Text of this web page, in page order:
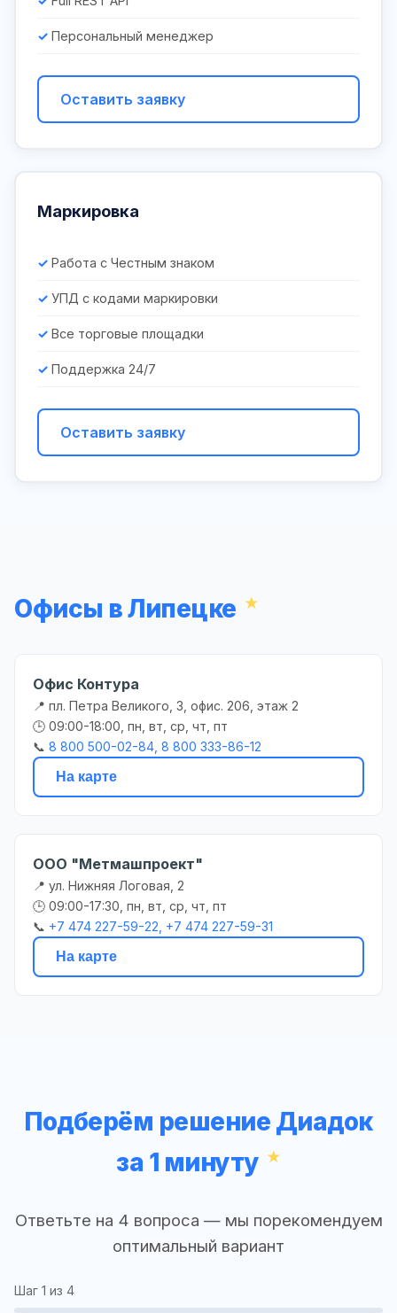
Персональный менеджер
Оставить заявку
Маркировка
Работа с Честным знаком
УПД с кодами маркировки
Все торговые площадки
Поддержка 24/7
Оставить заявку
Офисы в Липецке
Офис Контура
📍 пл. Петра Великого, 3, офис. 206, этаж 2
🕒 09:00-18:00, пн, вт, ср, чт, пт
📞 8 800 500-02-84, 8 800 333-86-12
На карте
ООО "Метмашпроект"
📍 ул. Нижняя Логовая, 2
🕒 09:00-17:30, пн, вт, ср, чт, пт
📞 +7 474 227-59-22, +7 474 227-59-31
На карте
Подберём решение Диадок
за 1 минуту
Ответьте на 4 вопроса — мы порекомендуем
оптимальный вариант
Шаг 1 из 4